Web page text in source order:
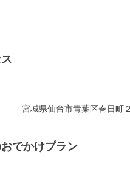
宮城県仙台市青葉区春日町
でかけプラン